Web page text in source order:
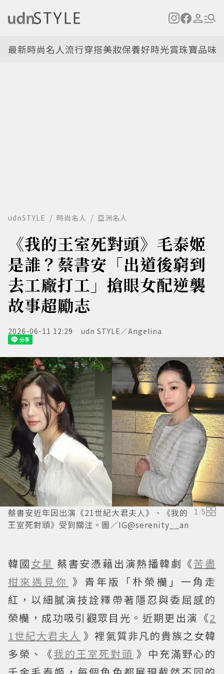
最新時尚名人流行穿搭美妝保養好時光賞珠寶品味
udnSTYLE 時尚名人 亞洲名人
《我的王室死對頭》毛泰姬
是誰？蔡書安「出道後窮到
去工廠打工」搶眼女配逆襲
故事超勵志
2026-06-11 12:29 udn STYLE／Angelina
蔡書安近年因出演《21世紀大君夫人》、《我的
王室死對頭》受到關注。圖／IG@serenity__an
1/5
韓國女星 蔡書安憑藉出演熱播韓劇《苦盡
柑來遇見你 》青年版「朴榮欗」一角走
紅，以細膩演技詮釋帶著隱忍與委屈感的
榮欗，成功吸引觀眾目光。近期更出演《2
1世紀大君夫人 》裡氣質非凡的貴族之女韓
多榮、《我的王室死對頭 》中充滿野心的